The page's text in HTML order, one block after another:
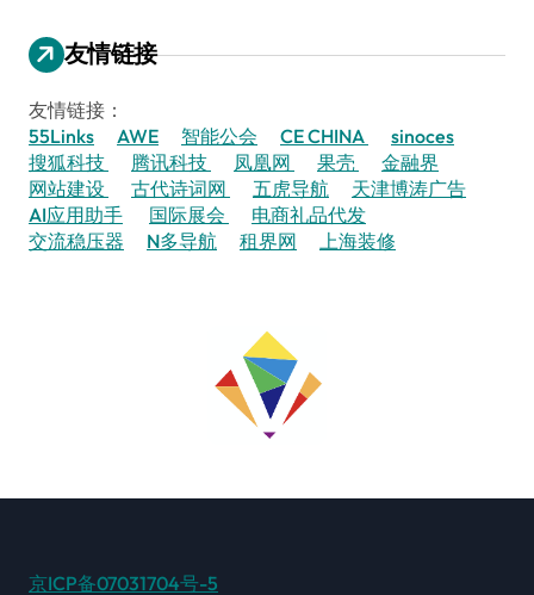
友情链接
友情链接：
55Links
AWE 智能公会 CE CHINA
sinoces
搜狐科技
腾讯科技 凤凰网 果壳
金融界
网站建设
古代诗词网 五虎导航
天津博涛广告
AI应用助手
国际展会
电商礼品代发
交流稳压器
N多导航 租界网 上海装修
京ICP备07031704号-5